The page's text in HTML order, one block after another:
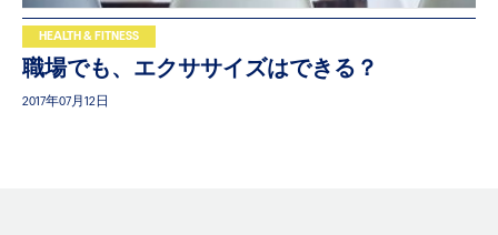
exclusive discounts and more
Rewards.
HEALTH & FITNESS
職場でも、エクササイズはできる？
2017年07月12日